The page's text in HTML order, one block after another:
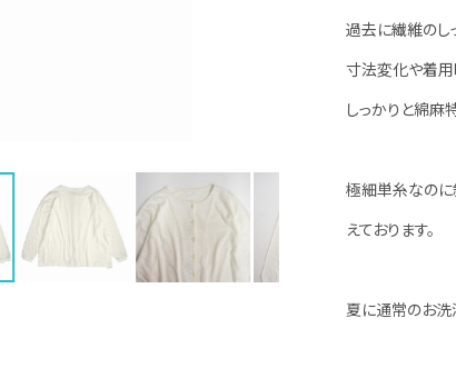
過去に繊維のし
寸法変化や着用
しっかりと綿麻
極細単糸なのに
えております。
夏に通常のお洗